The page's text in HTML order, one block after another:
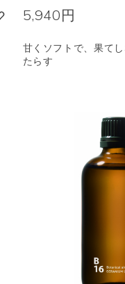
5,940円
甘くソフトで、果て
たらす